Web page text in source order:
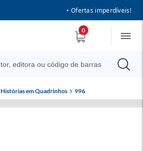
• Ofertas imperdíveis!
0
Histórias em Quadrinhos 996